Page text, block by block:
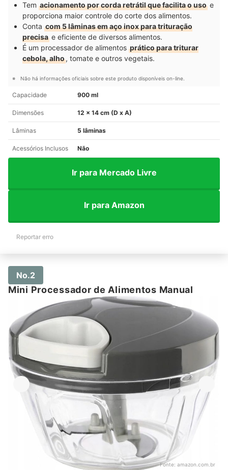
Tem acionamento por corda retrátil que facilita o uso e
proporciona maior controle do corte dos alimentos.
Conta com 5 lâminas em aço inox para trituração
precisa e eficiente de diversos alimentos.
É um processador de alimentos prático para triturar
cebola, alho, tomate e outros vegetais.
Não há informações oficiais sobre este produto disponíveis on-line.
Capacidade 900 ml
Dimensões 12 x 14 cm (D x A)
Lâminas 5 lâminas
Acessórios Inclusos Não
Ir para Mercado Livre
Ir para Amazon
Reportar erro
No.2
Mini Processador de Alimentos Manual
Fonte: amazon.com.br